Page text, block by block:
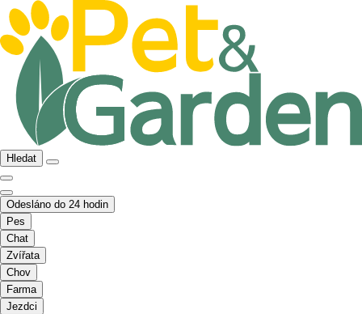
Hledat
Odesláno do 24 hodin
Pes
Chat
Zvířata
Chov
Farma
Jezdci